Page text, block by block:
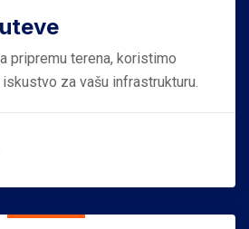
pripremu terena, koristimo
za vašu infrastrukturu.